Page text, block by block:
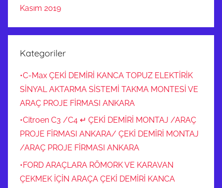
ı
ç
e
i
t
o
z
u
,
C
Kasım 2019
Kategoriler
•C-Max ÇEKİ DEMİRİ KANCA TOPUZ ELEKTİRİK
SİNYAL AKTARMA SİSTEMİ TAKMA MONTESİ VE
ARAÇ PROJE FİRMASI ANKARA
•Citroen C3 /C4 ↵ ÇEKİ DEMİRİ MONTAJ /ARAÇ
PROJE FİRMASI ANKARA/ ÇEKİ DEMİRİ MONTAJ
/ARAÇ PROJE FİRMASI ANKARA
•FORD ARAÇLARA RÖMORK VE KARAVAN
ÇEKMEK İÇİN ARAÇA ÇEKİ DEMİRİ KANCA